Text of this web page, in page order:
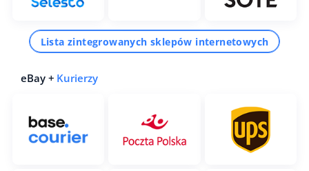
Lista zintegrowanych sklepów internetowych
eBay + Kurierzy